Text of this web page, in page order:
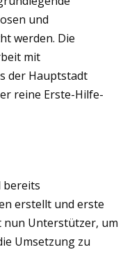
und
werden. Die
mit
der Hauptstadt
reine Erste-Hilfe-
bereits
erstellt und erste
nun Unterstützer, um
Umsetzung zu